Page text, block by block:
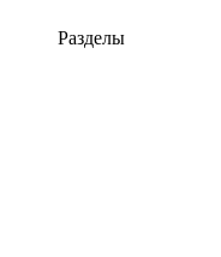
Разделы